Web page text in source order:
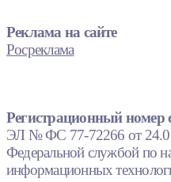
Реклама на сайте
Росреклама
Регистрационный номер
ЭЛ № ФС 77-72266 от
Федеральной службой по
информационных